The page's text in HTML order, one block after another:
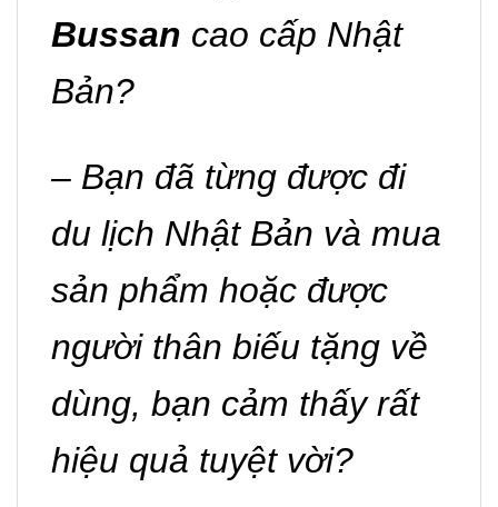
Bussan cao cấp Nhật
Bản?
– Bạn đã từng được đi
du lịch Nhật Bản và mua
sản phẩm hoặc được
người thân biếu tặng về
dùng, bạn cảm thấy rất
hiệu quả tuyệt vời?